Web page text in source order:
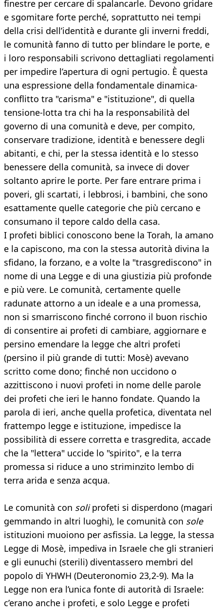
finestre per cercare di spalancarle. Devono gridare
e sgomitare forte perché, soprattutto nei tempi
della crisi dell’identità e durante gli inverni freddi,
le comunità fanno di tutto per blindare le porte, e
i loro responsabili scrivono dettagliati regolamenti
per impedire l’apertura di ogni pertugio. È questa
una espressione della fondamentale dinamica-
conflitto tra "carisma" e "istituzione", di quella
tensione-lotta tra chi ha la responsabilità del
governo di una comunità e deve, per compito,
conservare tradizione, identità e benessere degli
abitanti, e chi, per la stessa identità e lo stesso
benessere della comunità, sa invece di dover
soltanto aprire le porte. Per fare entrare prima i
poveri, gli scartati, i lebbrosi, i bambini, che sono
esattamente quelle categorie che più cercano e
consumano il tepore caldo della casa.
I profeti biblici conoscono bene la Torah, la amano
e la capiscono, ma con la stessa autorità divina la
sfidano, la forzano, e a volte la "trasgrediscono" in
nome di una Legge e di una giustizia più profonde
e più vere. Le comunità, certamente quelle
radunate attorno a un ideale e a una promessa,
non si smarriscono finché corrono il buon rischio
di consentire ai profeti di cambiare, aggiornare e
persino emendare la legge che altri profeti
(persino il più grande di tutti: Mosè) avevano
scritto come dono; finché non uccidono o
azzittiscono i nuovi profeti in nome delle parole
dei profeti che ieri le hanno fondate. Quando la
parola di ieri, anche quella profetica, diventata nel
frattempo legge e istituzione, impedisce la
possibilità di essere corretta e trasgredita, accade
che la "lettera" uccide lo "spirito", e la terra
promessa si riduce a uno striminzito lembo di
terra arida e senza acqua.
Le comunità con soliprofeti si disperdono (magari
gemmando in altri luoghi), le comunità con sole
istituzioni muoiono per asfissia. La legge, la stessa
Legge di Mosè, impediva in Israele che gli stranieri
e gli eunuchi (sterili) diventassero membri del
popolo di YHWH (Deuteronomio 23,2-9). Ma la
Legge non era l’unica fonte di autorità di Israele:
c’erano anche i profeti, e solo Legge e profeti